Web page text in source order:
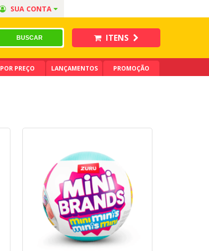
SUA CONTA
ITENS
POR PREÇO LANÇAMENTOS PROMOÇÃO